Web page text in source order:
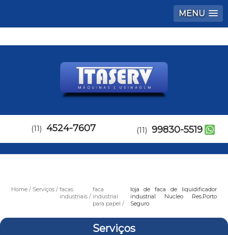
MENU
(11) 4524-7607 (11) 99830-5519
Home Serviços
facas
industriais
faca
industrial
para papel
loja de faca de liquidificador
industrial Nucleo Res.Porto
Seguro
Serviços